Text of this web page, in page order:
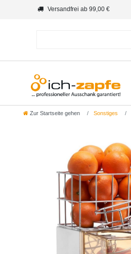
Versandfrei ab 99,00 €
Zur Startseite gehen Sonstiges